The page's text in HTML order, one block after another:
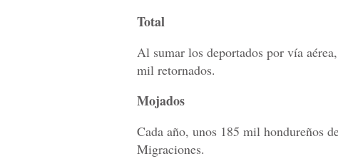
Total
Al sumar los deportados por vía
mil retornados.
Mojados
Cada año, unos 185 mil hondureños
Migraciones.